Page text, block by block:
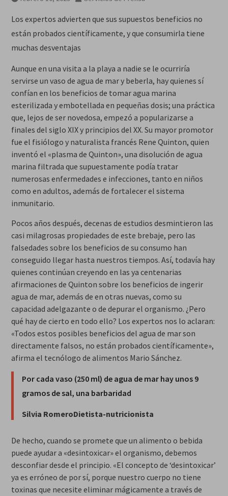
Los expertos advierten que sus supuestos beneficios no
están probados científicamente, y que consumirla tiene
muchas desventajas
Aunque en una visita a la playa a nadie se le ocurriría
servirse un vaso de agua de mar y beberla, hay quienes sí
confían en los beneficios de tomar agua marina
esterilizada y embotellada en pequeñas dosis; una práctica
que, lejos de ser novedosa, empezó a popularizarse a
finales del siglo XIX y principios del XX. Su mayor promotor
fue el fisiólogo y naturalista francés Rene Quinton, quien
inventó el «plasma de Quinton», una disolución de agua
marina filtrada que supuestamente podía tratar
numerosas enfermedades e infecciones, tanto en niños
como en adultos, además de fortalecer el sistema
inmunitario.
Pocos años después, decenas de estudios desmintieron las
casi milagrosas propiedades de este brebaje, pero las
falsedades sobre los beneficios de su consumo han
conseguido llegar hasta nuestros tiempos. Así, todavía hay
quienes continúan creyendo en las ya centenarias
afirmaciones de Quinton sobre los beneficios de ingerir
agua de mar, además de en otras nuevas, como su
capacidad adelgazante o de depurar el organismo. ¿Pero
qué hay de cierto en todo ello? Los expertos nos lo aclaran:
«Todos estos posibles beneficios del agua de mar son
directamente falsos, no están probados científicamente»,
afirma el tecnólogo de alimentos Mario Sánchez.
Por cada vaso (250 ml) de agua de mar hay unos 9
gramos de sal, una barbaridad
Silvia RomeroDietista-nutricionista
De hecho, cuando se promete que un alimento o bebida
puede ayudar a «desintoxicar» el organismo, debemos
desconfiar desde el principio. «El concepto de ‘desintoxicar’
ya es erróneo de por sí, porque nuestro cuerpo no tiene
toxinas que necesite eliminar mágicamente a través de